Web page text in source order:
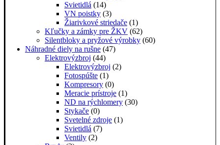
Svietidlá (14)
VN poistky (3)
Žiarivkové striedače (1)
Kľučky a zámky pre ŽKV (62)
Silentbloky a pryžové výrobky (60)
Náhradné diely na rušne (47)
Elektrovýzbroj (44)
Elektrovýzbroj (2)
Fotospúšte (1)
Kompresory (0)
Meracie prístroje (1)
ND na rýchlomery (30)
Stykače (0)
Svetelné zdroje (1)
Svietidlá (7)
Ventily (2)